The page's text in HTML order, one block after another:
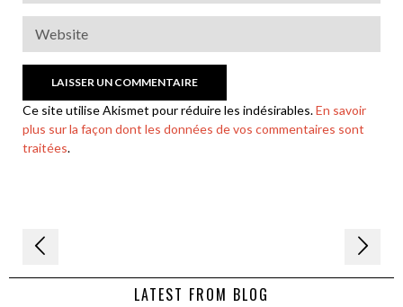
Ce site utilise Akismet pour réduire les indésirables.En savoir
plus sur la façon dont les données de vos commentaires sont
traitées.
Navigation
de LATEST FROM BLOG